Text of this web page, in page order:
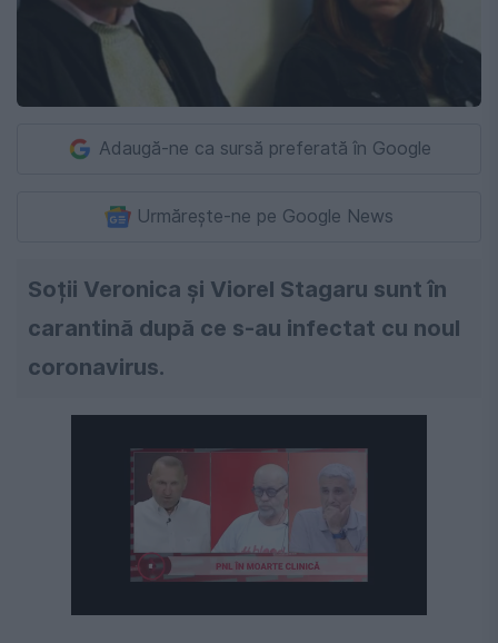
Adaugă-ne ca sursă preferată în Google
Urmărește-ne pe Google News
Soții Veronica și Viorel Stagaru sunt în
carantină după ce s-au infectat cu noul
coronavirus.